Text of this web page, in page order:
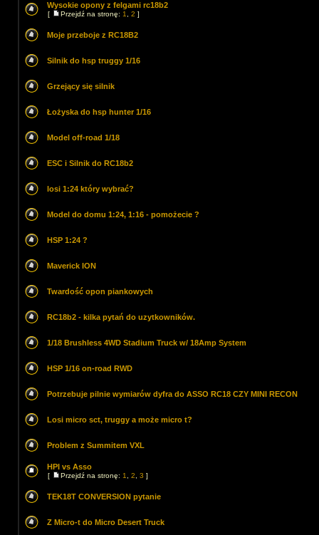
Wysokie opony z felgami rc18b2
[ Przejdź na stronę: 1 2 ]
Moje przeboje z RC18B2
Silnik do hsp truggy 1/16
Grzejący się silnik
Łożyska do hsp hunter 1/16
Model off-road 1/18
ESC i Silnik do RC18b2
losi 1:24 który wybrać?
Model do domu 1:24, 1:16 - pomożecie ?
HSP 1:24 ?
Maverick ION
Twardość opon piankowych
RC18b2 - kilka pytań do uzytkowników.
1/18 Brushless 4WD Stadium Truck w/ 18Amp System
HSP 1/16 on-road RWD
Potrzebuje pilnie wymiarów dyfra do ASSO RC18 CZY MINI RECON
Losi micro sct, truggy a może micro t?
Problem z Summitem VXL
HPI vs Asso
[ Przejdź na stronę: 1 2 3 ]
TEK18T CONVERSION pytanie
Z Micro-t do Micro Desert Truck